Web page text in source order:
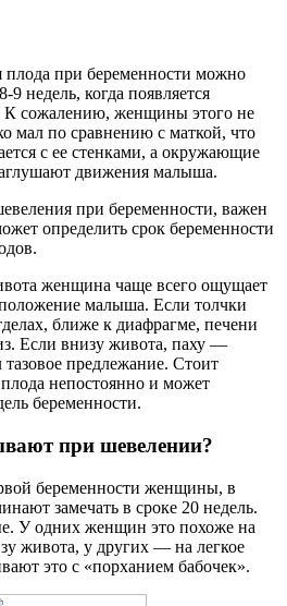
при беременности можно
недель, когда появляется
К сожалению, женщины этого не
мал по сравнению с маткой, что
с ее стенками, а окружающие
движения малыша.
при беременности, важен
определить срок беременности
женщина чаще всего ощущает
малыша. Если толчки
ближе к диафрагме, печени
Если внизу живота, паху —
предлежание. Стоит
непостоянно и может
беременности.
при шевелении?
беременности женщины, в
замечать в сроке 20 недель.
У одних женщин это похоже на
живота, у других — на легкое
это с «порханием бабочек».